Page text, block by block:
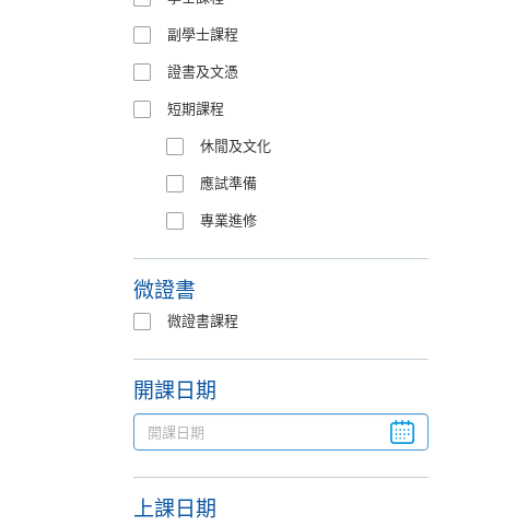
副學士課程
證書及文憑
短期課程
休閒及文化
應試準備
專業進修
微證書
微證書課程
開課日期
上課日期